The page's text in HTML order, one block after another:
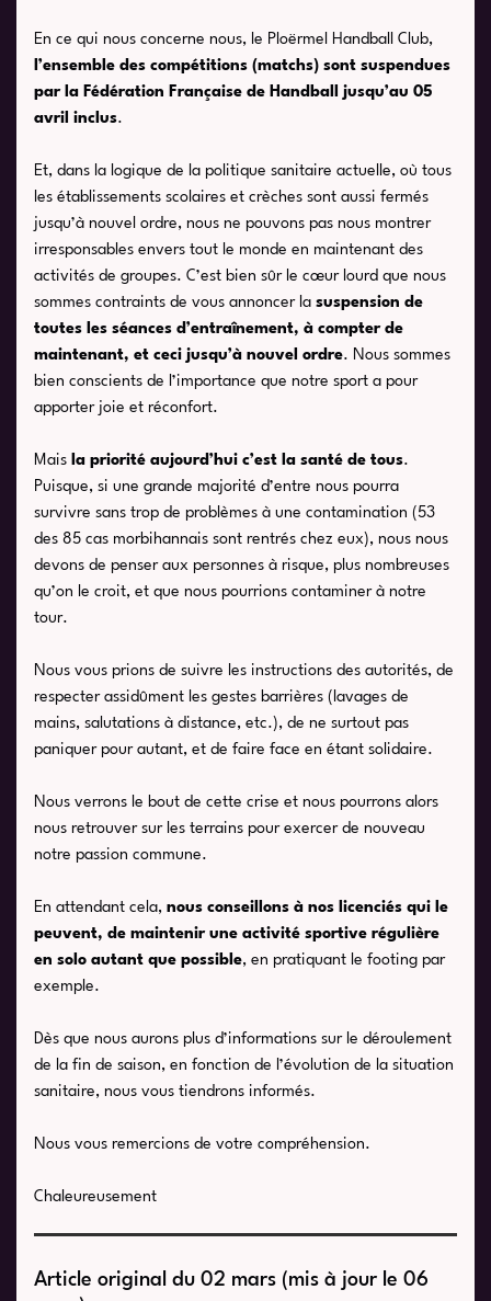
En ce qui nous concerne nous, le Ploërmel Handball Club,
l’ensemble des compétitions (matchs) sont suspendues
par la Fédération Française de Handball jusqu’au 05
avril inclus.
Et, dans la logique de la politique sanitaire actuelle, où tous
les établissements scolaires et crèches sont aussi fermés
jusqu’à nouvel ordre, nous ne pouvons pas nous montrer
irresponsables envers tout le monde en maintenant des
activités de groupes. C’est bien sûr le cœur lourd que nous
sommes contraints de vous annoncer lasuspension de
toutes les séances d’entraînement, à compter de
maintenant, et ceci jusqu’à nouvel ordre. Nous sommes
bien conscients de l’importance que notre sport a pour
apporter joie et réconfort.
Maisla priorité aujourd’hui c’est la santé de tous.
Puisque, si une grande majorité d’entre nous pourra
survivre sans trop de problèmes à une contamination (53
des 85 cas morbihannais sont rentrés chez eux), nous nous
devons de penser aux personnes à risque, plus nombreuses
qu’on le croit, et que nous pourrions contaminer à notre
tour.
Nous vous prions de suivre les instructions des autorités, de
respecter assidûment les gestes barrières (lavages de
mains, salutations à distance, etc.), de ne surtout pas
paniquer pour autant, et de faire face en étant solidaire.
Nous verrons le bout de cette crise et nous pourrons alors
nous retrouver sur les terrains pour exercer de nouveau
notre passion commune.
En attendant cela,nous conseillons à nos licenciés qui le
peuvent, de maintenir une activité sportive régulière
en solo autant que possible, en pratiquant le footing par
exemple.
Dès que nous aurons plus d’informations sur le déroulement
de la fin de saison, en fonction de l’évolution de la situation
sanitaire, nous vous tiendrons informés.
Nous vous remercions de votre compréhension.
Chaleureusement
Article original du 02 mars (mis à jour le 06